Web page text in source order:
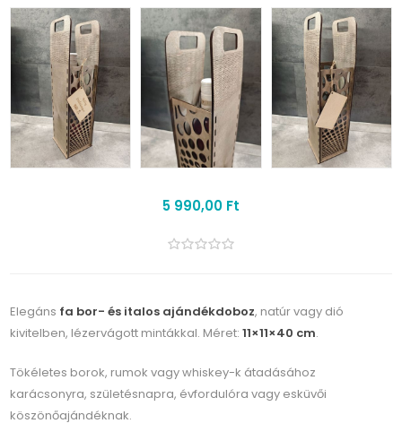
5 990,00 Ft
Elegáns fa bor- és italos ajándékdoboz, natúr vagy dió
kivitelben, lézervágott mintákkal. Méret:11×11×40 cm.
Tökéletes borok, rumok vagy whiskey-k átadásához
karácsonyra, születésnapra, évfordulóra vagy esküvői
köszönőajándéknak.